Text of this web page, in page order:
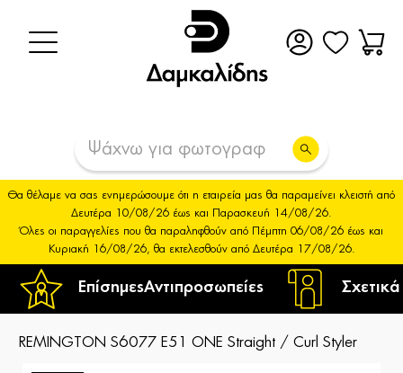
ΕπίσημεςΑντιπροσωπείες
Θα θέλαμε να σας ενημερώσουμε ότι η εταιρεία μας θα παραμείνει κλειστή από
Δευτέρα 10/08/26 έως και Παρασκευή 14/08/26.
Όλες οι παραγγελίες που θα παραληφθούν από Πέμπτη 06/08/26 έως και
Κυριακή 16/08/26, θα εκτελεσθούν από Δευτέρα 17/08/26.
REMINGTON S6077 E51 ONE Straight / Curl Styler